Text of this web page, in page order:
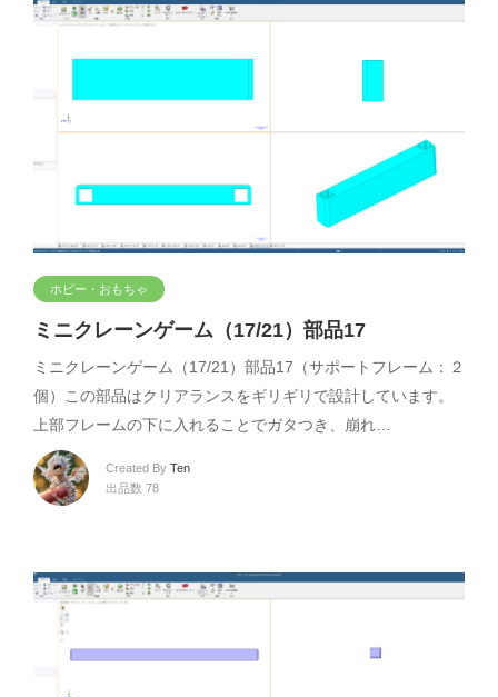
ホビー・おもちゃ
ミニクレーンゲーム（17/21）部品17
ミニクレーンゲーム（17/21）部品17（サポートフレーム：２
個）この部品はクリアランスをギリギリで設計しています。
上部フレームの下に入れることでガタつき、崩れ…
Created By Ten
出品数 78